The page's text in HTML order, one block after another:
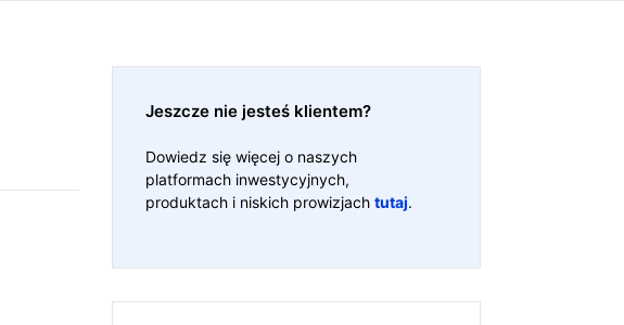
Jeszcze nie jesteś klientem?
Dowiedz się więcej o naszych
platformach inwestycyjnych,
produktach i niskich prowizjach tutaj.